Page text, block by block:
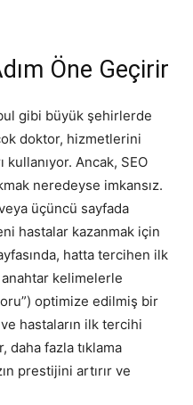
Öne Geçirir
gibi büyük şehirlerde
doktor, hizmetlerini
Ancak, SEO
neredeyse imkansız.
üçüncü sayfada
hastalar kazanmak için
hatta tercihen ilk
kelimelerle
optimize edilmiş bir
hastaların ilk tercihi
daha fazla tıklama
prestijini artırır ve